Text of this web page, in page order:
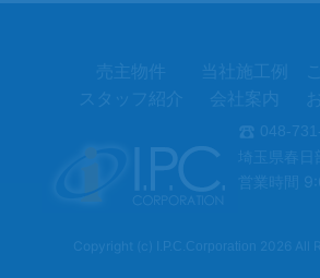
売主物件 当社施工例
スタッフ紹介
会社案内
048-
埼玉県春
営業時間
Copyright (c) I.P.C.Corporation 2026 All